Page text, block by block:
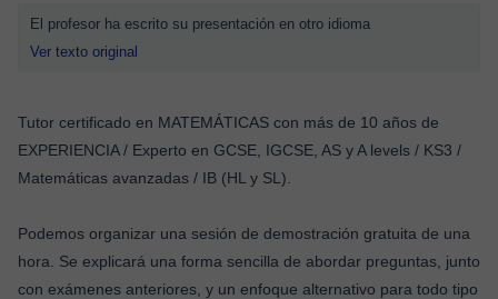
El profesor ha escrito su presentación en otro idioma
Ver texto original
Tutor certificado en MATEMÁTICAS con más de 10 años de
EXPERIENCIA / Experto en GCSE, IGCSE, AS y A levels / KS3 /
Matemáticas avanzadas / IB (HL y SL).
Podemos organizar una sesión de demostración gratuita de una
hora. Se explicará una forma sencilla de abordar preguntas, junto
con exámenes anteriores, y un enfoque alternativo para todo tipo